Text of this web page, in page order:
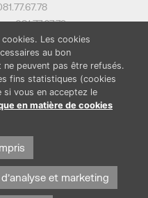
: 081.77.67.79
Les cookies
au bon
peuvent pas être refusés.
fins statistiques (cookies
si vous en acceptez le
en matière de cookies
et marketing